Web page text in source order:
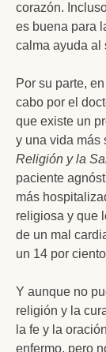
corazón.
es buena para
calma ayuda al
Por su parte,
cabo por el
que existe un
y una vida más
Religión y la
paciente
más
religiosa y que
de un mal
un 14 por
Y aunque no
religión y la
la fe y la
enfermo, pero